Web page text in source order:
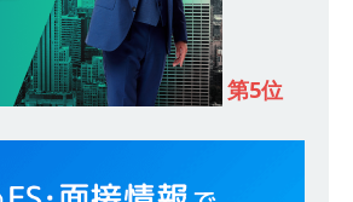
200％増収!! ｜ 様々な業界の知識・スキルを身に
付けることが可能 ｜ データ分析のエキスパート
としてクライアントの課題を解決 ｜ 土日祝完全
第5位